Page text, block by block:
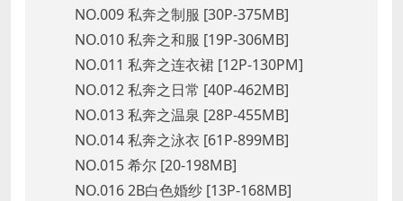
NO.009 私奔之制服 [30P-375MB]
NO.010 私奔之和服 [19P-306MB]
NO.011 私奔之连衣裙 [12P-130PM]
NO.012 私奔之日常 [40P-462MB]
NO.013 私奔之温泉 [28P-455MB]
NO.014 私奔之泳衣 [61P-899MB]
NO.015 希尔 [20-198MB]
NO.016 2B白色婚纱 [13P-168MB]